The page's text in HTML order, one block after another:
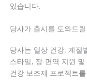
있습니다.
당사가 출시를 도와드
당사는 일상 건강, 계절
스타일, 장-면역 지원
건강 보조제 프로젝트